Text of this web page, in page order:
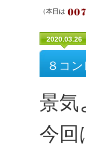
（本日は
2020.03.26
８コ
景気
今回